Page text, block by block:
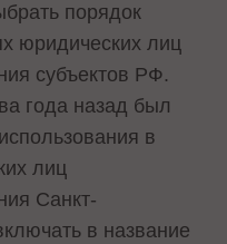
порядок
юридических лиц
субъектов РФ.
года назад был
в
лиц
Санкт-
в название